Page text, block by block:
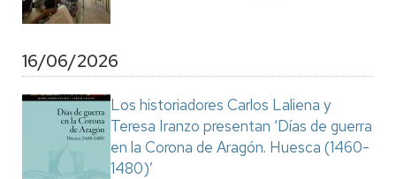
16/06/2026
Los historiadores Carlos Laliena y
Teresa Iranzo presentan ‘Días de guerra
en la Corona de Aragón. Huesca (1460-
1480)’